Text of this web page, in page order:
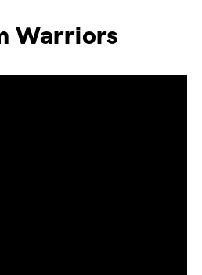
Warriors